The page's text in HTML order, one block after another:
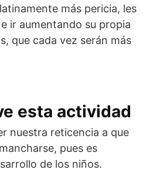
más pericia, les
ir aumentando su propia
que cada vez serán más
esta actividad
nuestra reticencia a que
pues es
de los niños.